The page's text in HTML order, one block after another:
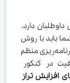
دارد.
باید با روش
انجام این کار آشنا باشید. درس خواندن با برنامه‌ریزی منظم
در کنکور
‌های افزایش تراز